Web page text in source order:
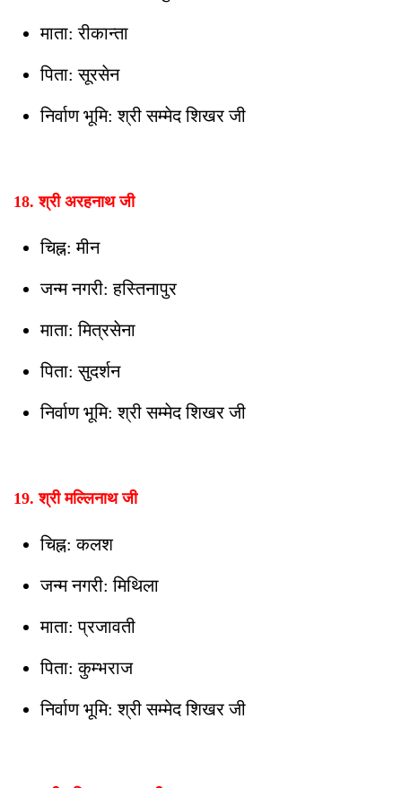
माता: रीकान्ता
पिता: सूरसेन
निर्वाण भूमि: श्री सम्मेद शिखर जी
18. श्री अरहनाथ जी
चिह्न: मीन
जन्म नगरी: हस्तिनापुर
माता: मित्रसेना
पिता: सुदर्शन
निर्वाण भूमि: श्री सम्मेद शिखर जी
19. श्री मल्लिनाथ जी
चिह्न: कलश
जन्म नगरी: मिथिला
माता: प्रजावती
पिता: कुम्भराज
निर्वाण भूमि: श्री सम्मेद शिखर जी